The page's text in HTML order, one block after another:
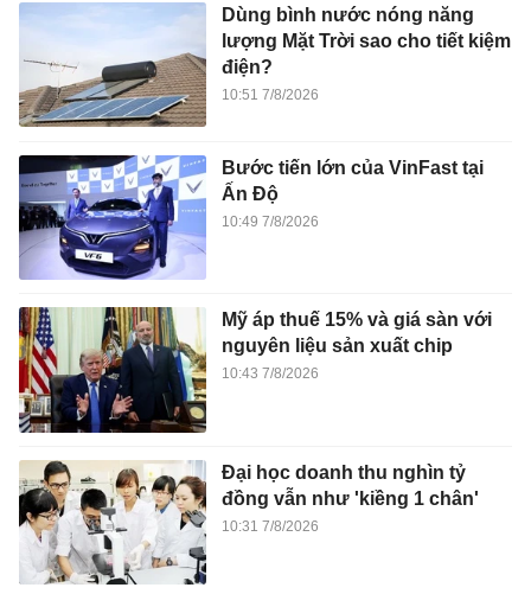
Dùng bình nước nóng năng
lượng Mặt Trời sao cho tiết kiệm
điện?
10:51 7/8/2026
Bước tiến lớn của VinFast tại
Ấn Độ
10:49 7/8/2026
Mỹ áp thuế 15% và giá sàn với
nguyên liệu sản xuất chip
10:43 7/8/2026
Đại học doanh thu nghìn tỷ
đồng vẫn như 'kiềng 1 chân'
10:31 7/8/2026